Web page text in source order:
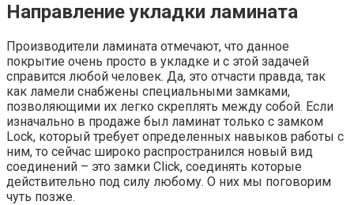
Направление укладки ламината
Производители ламината отмечают, что данное
покрытие очень просто в укладке и с этой задачей
справится любой человек. Да, это отчасти правда, так
как ламели снабжены специальными замками,
позволяющими их легко скреплять между собой. Если
изначально в продаже был ламинат только с замком
Lock, который требует определенных навыков работы с
ним, то сейчас широко распространился новый вид
соединений – это замки Click, соединять которые
действительно под силу любому. О них мы поговорим
чуть позже.